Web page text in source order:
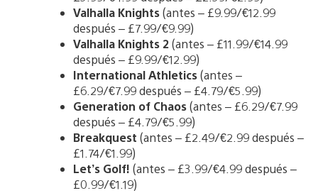
Valhalla Knights(antes – £9.99/€12.99
después – £7.99/€9.99)
Valhalla Knights 2(antes – £11.99/€14.99
después – £9.99/€12.99)
International Athletics(antes –
£6.29/€7.99 después – £4.79/€5.99)
Generation of Chaos(antes – £6.29/€7.99
después – £4.79/€5.99)
Breakquest (antes – £2.49/€2.99 después –
£1.74/€1.99)
Let’s Golf! (antes – £3.99/€4.99 después –
£0.99/€1.19)